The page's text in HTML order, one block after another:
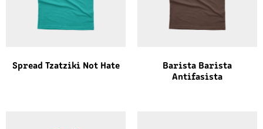
Spread Tzatziki Not Hate
Barista Barista
Antifasista